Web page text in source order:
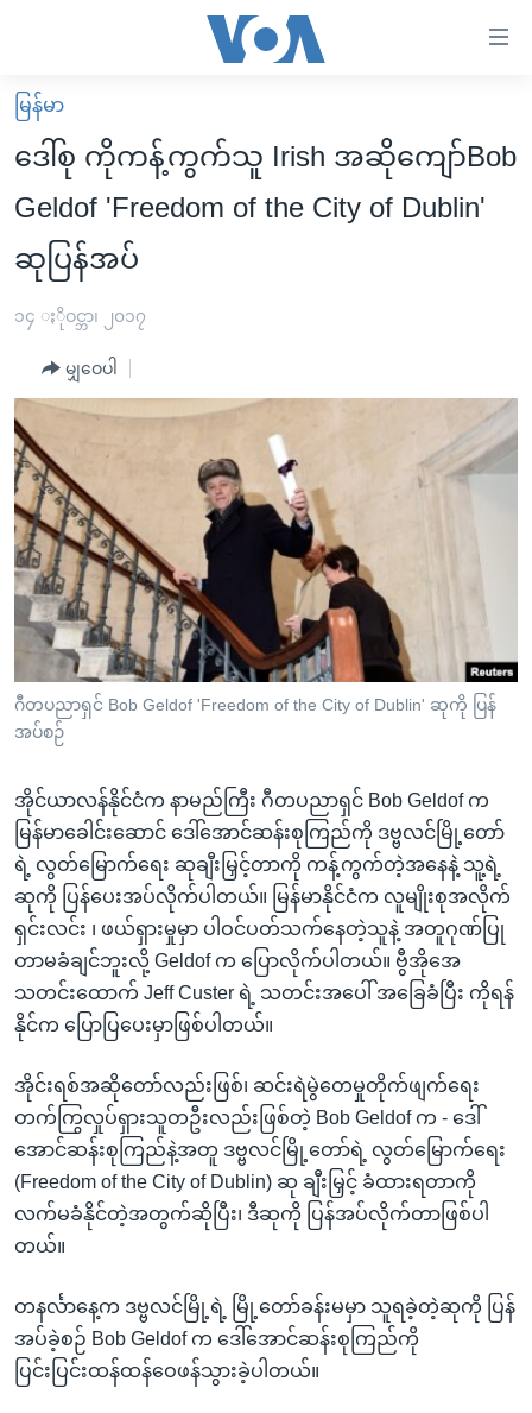
လွယ်ကူ
စေ
သည့်
များ
ပင်မ
ကြည့်
ရန်
ပင်မ
အ
ညွန်း
စာမျက်နှာ
သို့
ကြည့်
ရန်
ရန်
နေရာ
သို့
ကျော်
ရန်
မူလစာမျက်နှာ
မြန်မာ
ကမ္ဘာ့သတင်းများ
နိုင်ငံတကာ
အစ္စရေး-ပါလက်စတိုင်း
ဗွီဒီယို
အင်္ဂလိပ်စာလေ့လာမယ်
အမေရိကန်သုံးအီဒီယံ
မကြေးမုံရဲ့ အင်္ဂလိပ်စာ
ရုပ်ရှင်ထဲက အင်္ဂလိပ်စာ
သုတပဒေသာ အင်္ဂလိပ်စာ
အပတ်စဉ်ကဏ္ဍများ
ရေဒီယို
တီဗွီ
ရေဒီယိုနှင့်ရုပ်သံ အချက်အလက်များ
ရေဒီယို/တီဗွီအစီအစဉ်
Learning English
ဗွီအိုအေ လူမှုကွန်ယက်များ
ဘာသာစကားများ
မြန်မာ
ဒေါ်စု ကိုကန့်ကွက်သူ Irish အဆိုကျော်Bob
Geldof 'Freedom of the City of Dublin'
ဆုပြန်အပ်
၁၄ ႏိုဝင္ဘာ၊ ၂၀၁၇
မျှဝေပါ
ဂီတပညာရှင် Bob Geldof 'Freedom of the City of Dublin' ဆုကို ပြန်
အပ်စဉ်
အိုင်ယာလန်နိုင်ငံက နာမည်ကြီး ဂီတပညာရှင် Bob Geldof က
မြန်မာခေါင်းဆောင် ဒေါ်အောင်ဆန်းစုကြည်ကို ဒဗ္ဗလင်မြို့တော်
ရဲ့ လွတ်မြောက်ရေး ဆုချီးမြှင့်တာကို ကန့်ကွက်တဲ့အနေနဲ့ သူ့ရဲ့
ဆုကို ပြန်ပေးအပ်လိုက်ပါတယ်။ မြန်မာနိုင်ငံက လူမျိုးစုအလိုက်
ရှင်းလင်း ၊ ဖယ်ရှားမှုမှာ ပါဝင်ပတ်သက်နေတဲ့သူနဲ့ အတူဂုဏ်ပြု
တာမခံချင်ဘူးလို့ Geldof က ပြောလိုက်ပါတယ်။ ဗွီအိုအေ
သတင်းထောက် Jeff Custer ရဲ့ သတင်းအပေါ် အခြေခံပြီး ကိုရန်
နိုင်က ပြောပြပေးမှာဖြစ်ပါတယ်။
အိုင်းရစ်အဆိုတော်လည်းဖြစ်၊ ဆင်းရဲမွဲတေမှုတိုက်ဖျက်ရေး
တက်ကြွလှုပ်ရှားသူတဦးလည်းဖြစ်တဲ့ Bob Geldof က - ဒေါ်
အောင်ဆန်းစုကြည်နဲ့အတူ ဒဗ္ဗလင်မြို့တော်ရဲ့ လွတ်မြောက်ရေး
(Freedom of the City of Dublin) ဆု ချီးမြှင့် ခံထားရတာကို
လက်မခံနိုင်တဲ့အတွက်ဆိုပြီး၊ ဒီဆုကို ပြန်အပ်လိုက်တာဖြစ်ပါ
တယ်။
တနင်္လာနေ့က ဒဗ္ဗလင်မြို့ရဲ့ မြို့တော်ခန်းမမှာ သူရခဲ့တဲ့ဆုကို ပြန်
အပ်ခဲ့စဉ် Bob Geldof က ဒေါ်အောင်ဆန်းစုကြည်ကို
ပြင်းပြင်းထန်ထန်ဝေဖန်သွားခဲ့ပါတယ်။